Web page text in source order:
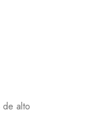
alto